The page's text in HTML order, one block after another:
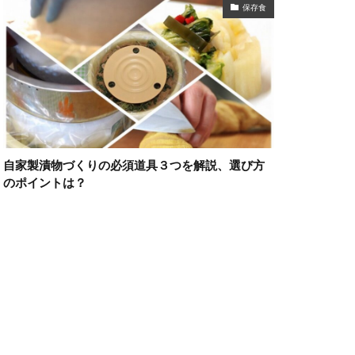
保存食
自家製漬物づくりの必須道具３つを解説、選び方
のポイントは？